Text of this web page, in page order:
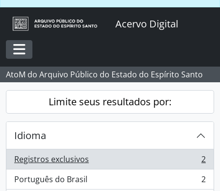
Acervo Digital
Toggle navigation
AtoM do Arquivo Público do Estado do Espírito Santo
Limite seus resultados por:
Idioma
Registros exclusivos
, 2 resultados
2
Português do Brasil
, 2 resultados
2